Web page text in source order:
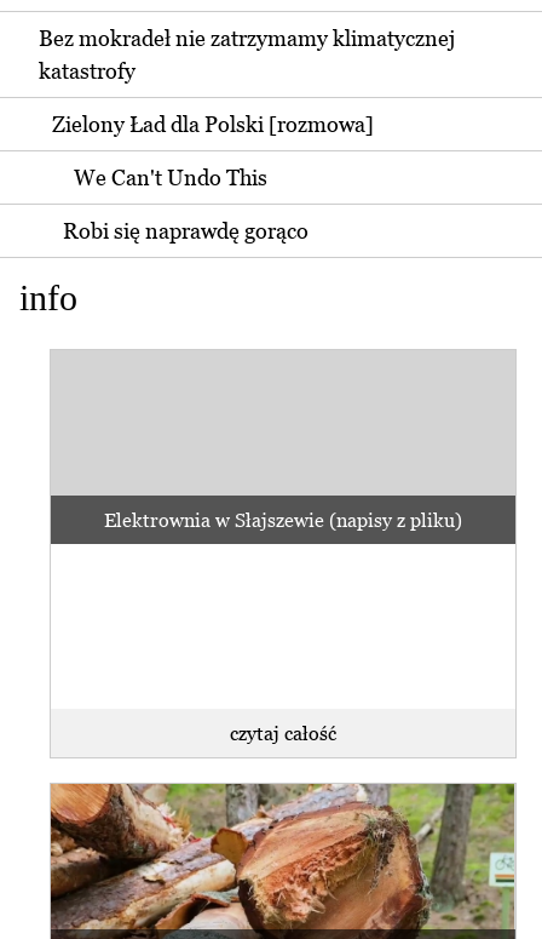
Bez mokradeł nie zatrzymamy klimatycznej
katastrofy
Zielony Ład dla Polski [rozmowa]
We Can't Undo This
Robi się naprawdę gorąco
info
Elektrownia w Słajszewie (napisy z pliku)
czytaj całość